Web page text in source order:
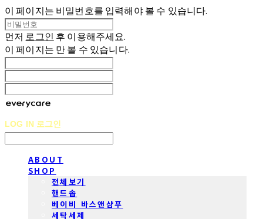
이 페이지는 비밀번호를 입력해야 볼 수 있습니다.
먼저 로그인 후 이용해주세요.
이 페이지는 만 볼 수 있습니다.
LOG IN 로그인
ABOUT
SHOP
전체보기
핸드솝
베이비 바스앤샴푸
세탁세제